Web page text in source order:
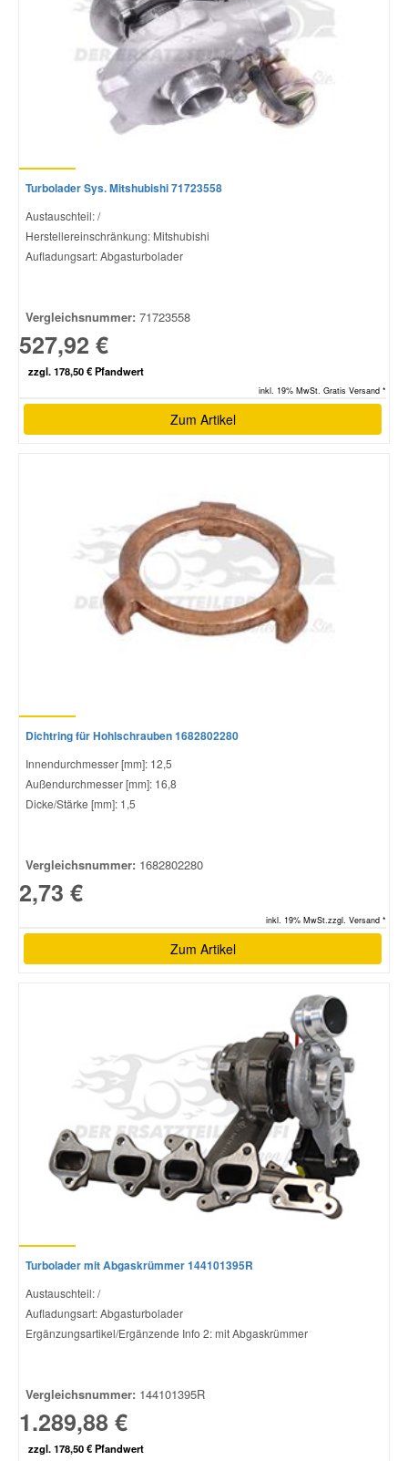
Turbolader Sys. Mitshubishi 71723558
Austauschteil: /
Herstellereinschränkung: Mitshubishi
Aufladungsart: Abgasturbolader
Vergleichsnummer: 71723558
527,92 €
zzgl. 178,50 € Pfandwert
inkl. 19% MwSt. Gratis Versand *
Zum Artikel
Dichtring für Hohlschrauben 1682802280
Innendurchmesser [mm]: 12,5
Außendurchmesser [mm]: 16,8
Dicke/Stärke [mm]: 1,5
Vergleichsnummer: 1682802280
2,73 €
inkl. 19% MwSt.zzgl. Versand *
Zum Artikel
Turbolader mit Abgaskrümmer 144101395R
Austauschteil: /
Aufladungsart: Abgasturbolader
Ergänzungsartikel/Ergänzende Info 2: mit Abgaskrümmer
Vergleichsnummer: 144101395R
1.289,88 €
zzgl. 178,50 € Pfandwert